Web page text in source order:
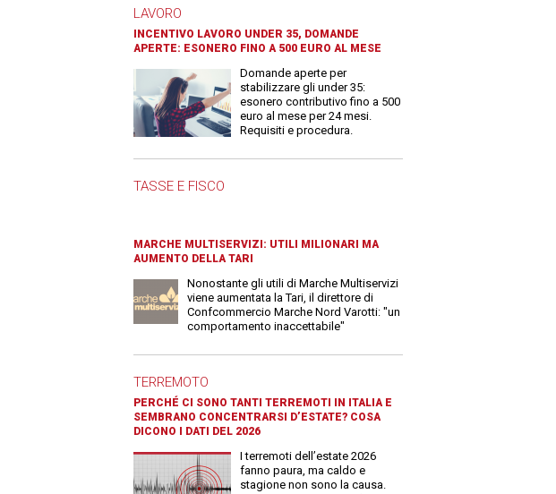
LAVORO
INCENTIVO LAVORO UNDER 35, DOMANDE
APERTE: ESONERO FINO A 500 EURO AL MESE
Domande aperte per
stabilizzare gli under 35:
esonero contributivo fino a 500
euro al mese per 24 mesi.
Requisiti e procedura.
TASSE E FISCO
MARCHE MULTISERVIZI: UTILI MILIONARI MA
AUMENTO DELLA TARI
Nonostante gli utili di Marche Multiservizi
viene aumentata la Tari, il direttore di
Confcommercio Marche Nord Varotti: "un
comportamento inaccettabile"
TERREMOTO
PERCHÉ CI SONO TANTI TERREMOTI IN ITALIA E
SEMBRANO CONCENTRARSI D’ESTATE? COSA
DICONO I DATI DEL 2026
I terremoti dell’estate 2026
fanno paura, ma caldo e
stagione non sono la causa.